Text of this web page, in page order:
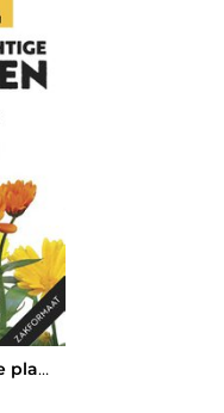
Geneeskrachtige planten